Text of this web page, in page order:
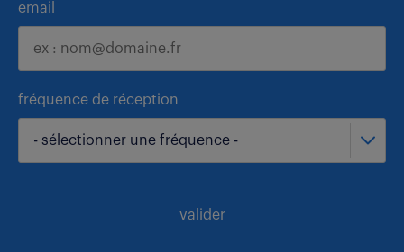
email
fréquence de réception
- sélectionner une fréquence -
valider